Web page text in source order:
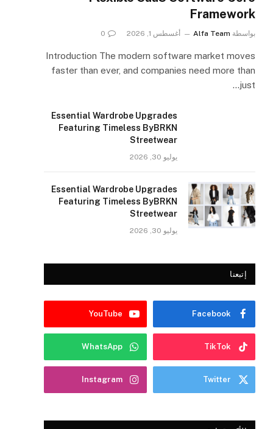
Framework
بواسطة Alfa Team أغسطس 1, 2026 0
Introduction The modern software market moves
faster than ever, and companies need more than
just…
Essential Wardrobe Upgrades
Featuring Timeless ByBRKN
Streetwear
يوليو 30, 2026
Essential Wardrobe Upgrades
Featuring Timeless ByBRKN
Streetwear
يوليو 30, 2026
إتبعنا
Facebook
YouTube
TikTok
WhatsApp
Twitter
Instagram